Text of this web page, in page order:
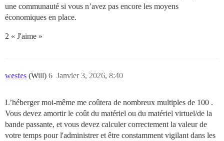
une communauté si vous n’avez pas encore les moyens
économiques en place.
2 « J'aime »
westes (Will) Janvier 3, 2026, 8:40
6
L’héberger moi-même me coûtera de nombreux multiples de 100 .
Vous devez amortir le coût du matériel ou du matériel virtuel/de la
bande passante, et vous devez calculer correctement la valeur de
votre temps pour l'administrer et être constamment vigilant dans les